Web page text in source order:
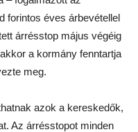
forintos éves árbevétellel
árrésstop május végéig
a kormány fenntartja
meg.
azok a kereskedők,
Az árrésstopot minden